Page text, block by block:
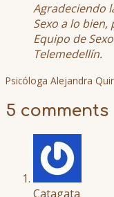
Agradeciendo
Sexo a lo
Equipo de
Telemedellín.
Psicóloga Alejandra
5 comments
Catagata